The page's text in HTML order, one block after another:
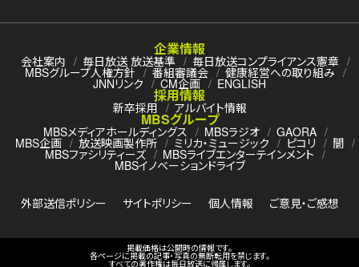
企業情報
会社案内 毎日放送 放送基準 毎日放送コンプライアンス憲章
MBSグループ人権方針 番組審議会 健康経営への取り組み
JNNリンク CM企画 ENGLISH
採用情報
新卒採用 アルバイト情報
MBSグループ
MBSメディアホールディングス MBSラジオ GAORA
MBS企画 放送映画製作所 ミリカ・ミュージック ピコリ 闇
MBSファシリティーズ MBSライブエンターテインメント
MBSイノベーションドライブ
外部送信ポリシー サイトポリシー 個人情報 ご意見・ご感想
掲載価格は公開時の情報です。
各ページに掲載の記事・写真の無断転用を禁じます。
すべての著作権は毎日放送に帰属します。